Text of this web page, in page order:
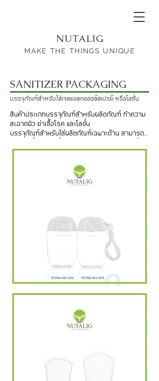
NUTALIG
MAKE THE THINGS UNIQUE
SANITIZER PACKAGING
บรรจุภัณฑ์สำหรับใส่เจลแอลกอฮอล์สเปรย์ หรือโลชั่น
สินค้าประเภทบรรจุภัณฑ์สำหรับผลิตภัณฑ์ ทำความ
สะอาดผิว ฆ่าเชื้อโรค และโลขั่น
บรรจุภัณฑ์สำหรับใส่ผลิตภัณฑ์เฉพาะด้าน สามารถ
ปลอดภัย สามารถป้องกันคุณอภาพของสารสกัดได้